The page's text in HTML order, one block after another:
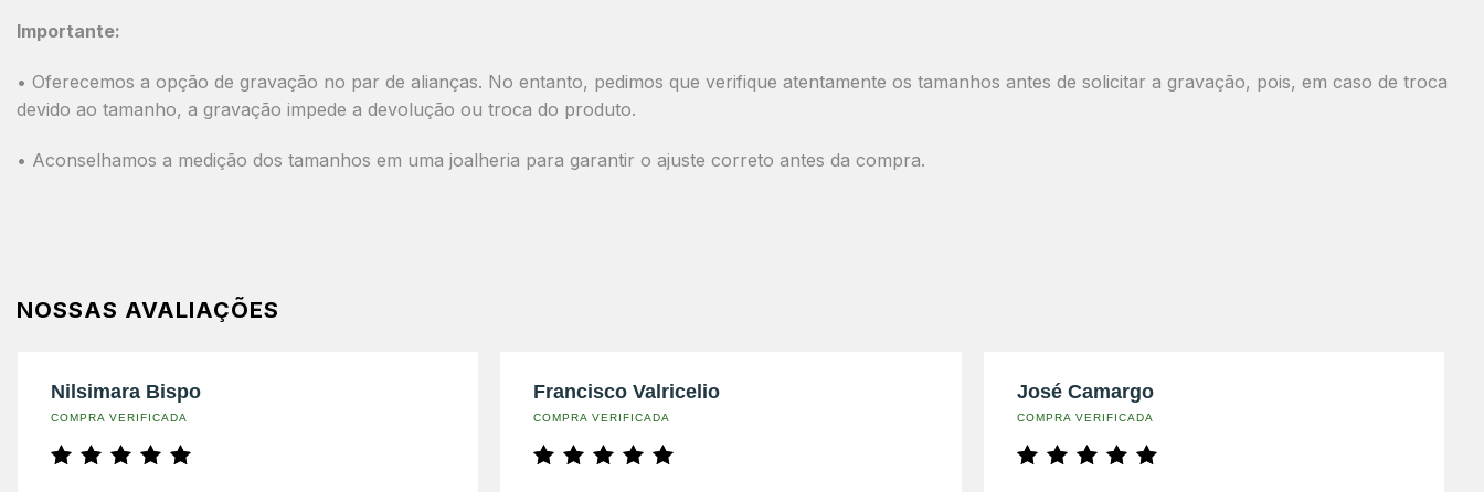
Importante:
• Oferecemos a opção de gravação no par de alianças. No entanto, pedimos que verifique atentamente os tamanhos antes de solicitar a gravação, pois, em caso de troca
devido ao tamanho, a gravação impede a devolução ou troca do produto.
• Aconselhamos a medição dos tamanhos em uma joalheria para garantir o ajuste correto antes da compra.
NOSSAS AVALIAÇÕES
Nilsimara Bispo
COMPRA VERIFICADA
Francisco Valricelio
COMPRA VERIFICADA
José Camargo
COMPRA VERIFICADA